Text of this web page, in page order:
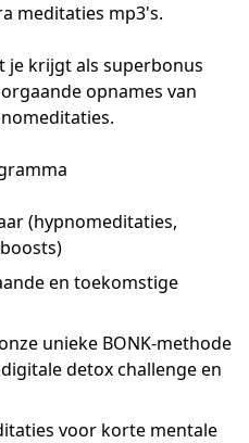
meditaties mp3's.
je krijgt als superbonus
opnames van
(hypnomeditaties,
en toekomstige
unieke BONK-methode
detox challenge en
voor korte mentale